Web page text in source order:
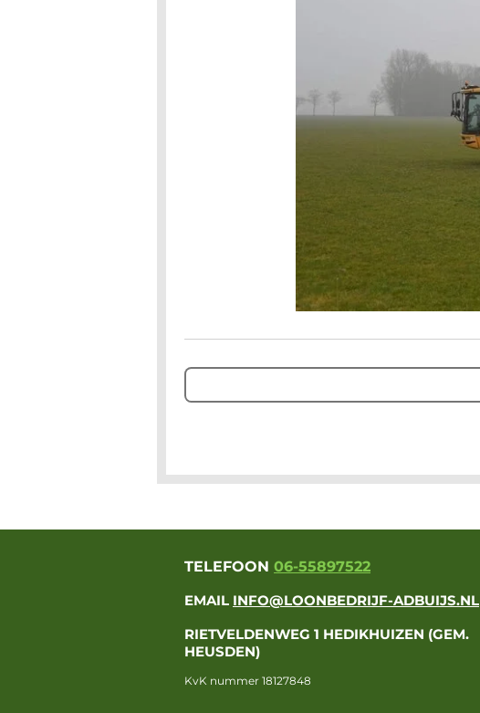
TELEFOON 06-55897522
EMAIL INFO@LOONBEDRIJF-ADBUIJS.NL
RIETVELDENWEG 1 HEDIKHUIZEN (GEM.
HEUSDEN)
KvK nummer 18127848